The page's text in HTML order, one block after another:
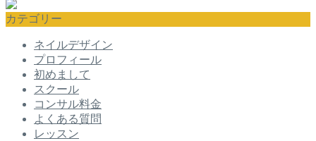
カテゴリー
ネイルデザイン
プロフィール
初めまして
スクール
コンサル料金
よくある質問
レッスン